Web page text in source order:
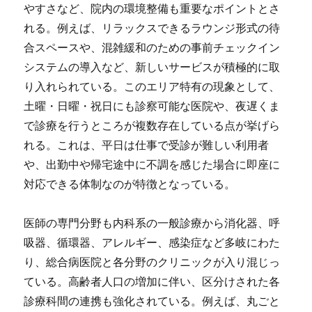
やすさなど、院内の環境整備も重要なポイントとさ
れる。例えば、リラックスできるラウンジ形式の待
合スペースや、混雑緩和のための事前チェックイン
システムの導入など、新しいサービスが積極的に取
り入れられている。このエリア特有の現象として、
土曜・日曜・祝日にも診察可能な医院や、夜遅くま
で診療を行うところが複数存在している点が挙げら
れる。これは、平日は仕事で受診が難しい利用者
や、出勤中や帰宅途中に不調を感じた場合に即座に
対応できる体制なのが特徴となっている。
医師の専門分野も内科系の一般診療から消化器、呼
吸器、循環器、アレルギー、感染症など多岐にわた
り、総合病医院と各分野のクリニックが入り混じっ
ている。高齢者人口の増加に伴い、区分けされた各
診療科間の連携も強化されている。例えば、丸ごと